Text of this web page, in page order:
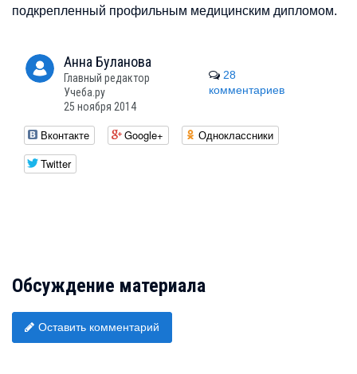
подкрепленный профильным медицинским дипломом.
Анна Буланова
Главный редактор
Учеба.ру
25 ноября 2014
28
комментариев
Вконтакте Google+
Одноклассники
Twitter
Обсуждение материала
Оставить комментарий